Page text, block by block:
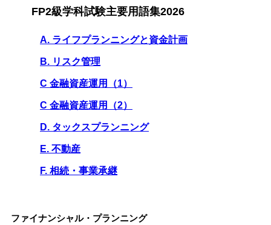
FP2級学科試験主要用語集2026
A. ライフプランニングと資金計画
B. リスク管理
C 金融資産運用（1）
C 金融資産運用（2）
D. タックスプランニング
E. 不動産
F. 相続・事業承継
ファイナンシャル・プランニング